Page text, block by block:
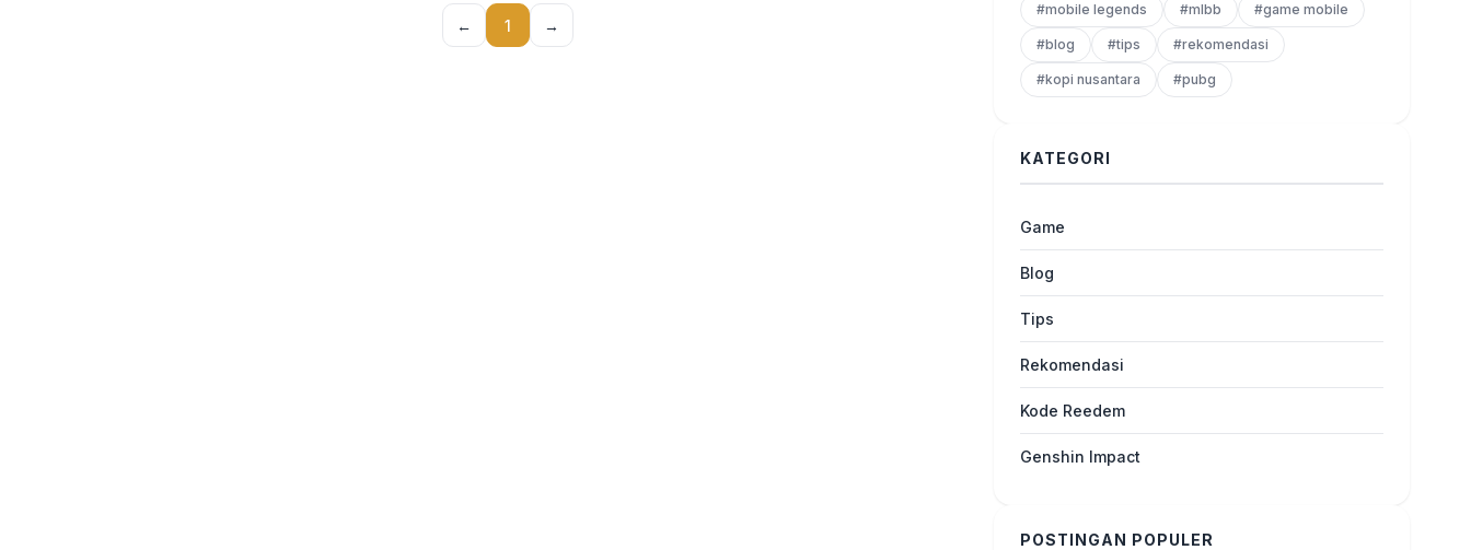
← 1 →
#mobile legends #mlbb #game mobile
#blog #tips #rekomendasi
#kopi nusantara #pubg
KATEGORI
Game
Blog
Tips
Rekomendasi
Kode Reedem
Genshin Impact
POSTINGAN POPULER